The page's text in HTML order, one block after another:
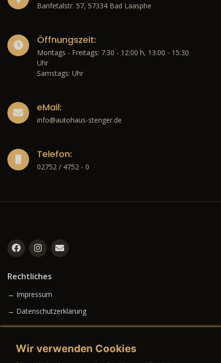
Banfetalstr. 57, 57334 Bad Laasphe
Öffnungszeit:
Montags - Freitags: 7:30 - 12:00 h, 13:00 - 15:30
Uhr
Samstags: Uhr
eMail:
info@autohaus-stenger.de
Telefon:
02752 / 4752 - 0
Rechtliches
→ Impressum
→ Datenschutzerklärung
Wir verwenden Cookies